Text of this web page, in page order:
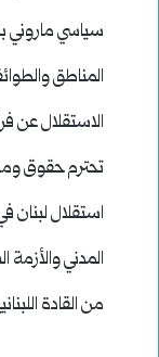
سياسي
المناطق
الاستقلال عن
تحترم حقوق
المدني والأزمة
من القادة